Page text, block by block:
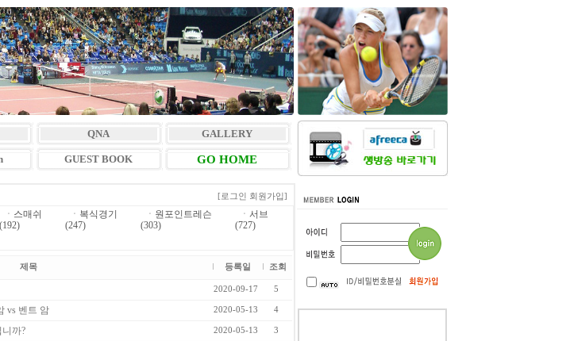
QNA GALLERY
GUEST BOOK GO HOME
[로그인 회원가입]
ㆍ 스매쉬
(192)
ㆍ 복식경기
(247)
ㆍ 원포인트레슨
(303)
ㆍ 서브
(727)
제목 등록일 조회
2020-09-17 5
vs 벤트 암 2020-05-13 4
까? 2020-05-13 3